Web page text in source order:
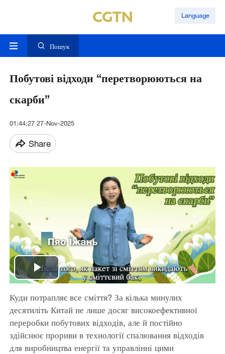
Language
Пошук
Побутові відходи “перетворюються на
скарби”
01:44:27 27-Nov-2025
Share
Play
Video
Куди потрапляє все сміття? За кілька минулих
десятиліть Китай не лише досяг високоефективної
переробки побутових відходів, але й постійно
здійснює прориви в технології спалювання відходів
для виробництва енергії та управлінні цими